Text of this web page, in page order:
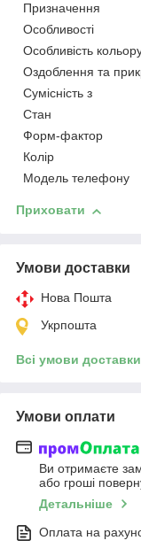
Призначення
Особливості
Особливість
Оздоблення та
Сумісність з
Стан
Форм-фактор
Колір
Модель телефону
Приховати
Умови доставки
Нова Пошта
Укрпошта
Всі умови доставки
Умови оплати
Ви отримаєте
або гроші
Детальніше
Оплата на